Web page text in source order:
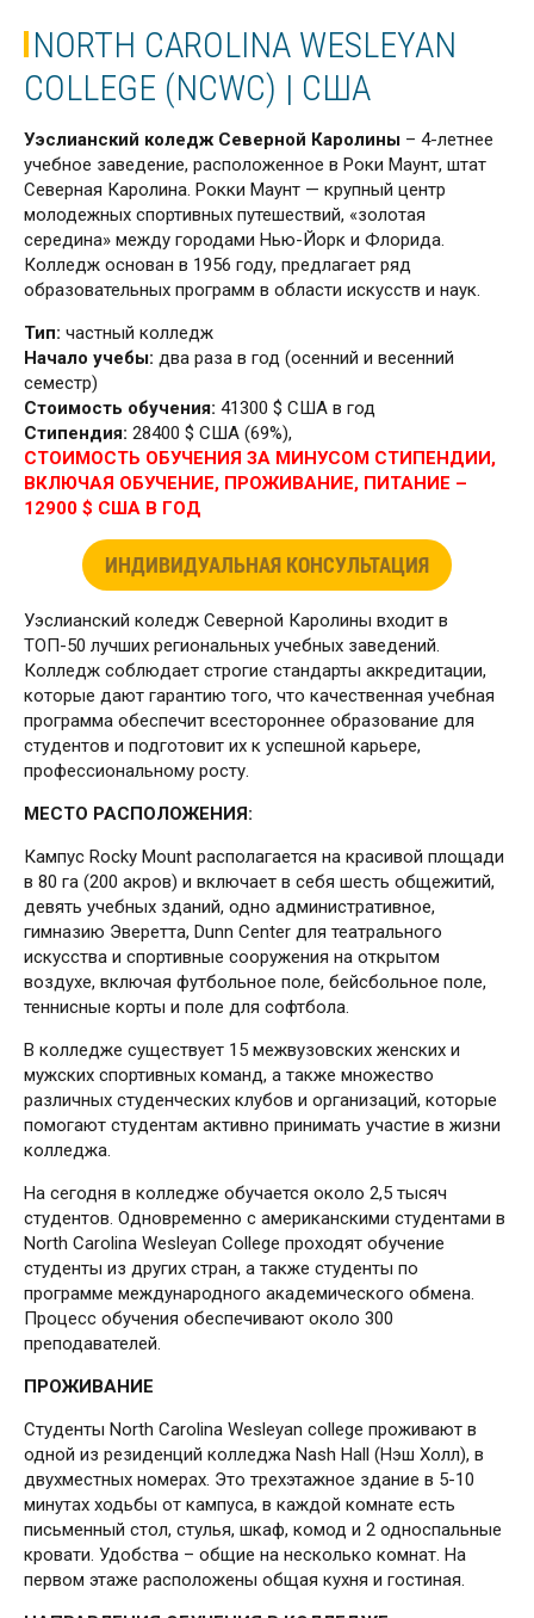
NORTH CAROLINA WESLEYAN
COLLEGE (NCWC) | США
Уэслианский коледж Северной Каролины – 4-летнее
учебное заведение, расположенное в Роки Маунт, штат
Северная Каролина. Рокки Маунт — крупный центр
молодежных спортивных путешествий, «золотая
середина» между городами Нью-Йорк и Флорида.
Колледж основан в 1956 году, предлагает ряд
образовательных программ в области искусств и наук.
Тип: частный колледж
Начало учебы: два раза в год (осенний и весенний
семестр)
Стоимость обучения: 41300 $ США в год
Стипендия: 28400 $ США (69%),
СТОИМОСТЬ ОБУЧЕНИЯ ЗА МИНУСОМ СТИПЕНДИИ,
ВКЛЮЧАЯ ОБУЧЕНИЕ, ПРОЖИВАНИЕ, ПИТАНИЕ –
12900 $ США В ГОД
ИНДИВИДУАЛЬНАЯ КОНСУЛЬТАЦИЯ
Уэслианский коледж Северной Каролины входит в
ТОП-50 лучших региональных учебных заведений.
Колледж соблюдает строгие стандарты аккредитации,
которые дают гарантию того, что качественная учебная
программа обеспечит всестороннее образование для
студентов и подготовит их к успешной карьере,
профессиональному росту.
МЕСТО РАСПОЛОЖЕНИЯ:
Кампус Rocky Mount располагается на красивой площади
в 80 га (200 акров) и включает в себя шесть общежитий,
девять учебных зданий, одно административное,
гимназию Эверетта, Dunn Center для театрального
искусства и спортивные сооружения на открытом
воздухе, включая футбольное поле, бейсбольное поле,
теннисные корты и поле для софтбола.
В колледже существует 15 межвузовских женских и
мужских спортивных команд, а также множество
различных студенческих клубов и организаций, которые
помогают студентам активно принимать участие в жизни
колледжа.
На сегодня в колледже обучается около 2,5 тысяч
студентов. Одновременно с американскими студентами в
North Carolina Wesleyan College проходят обучение
студенты из других стран, а также студенты по
программе международного академического обмена.
Процесс обучения обеспечивают около 300
преподавателей.
ПРОЖИВАНИЕ
Студенты North Carolina Wesleyan college проживают в
одной из резиденций колледжа Nash Hall (Нэш Холл), в
двухместных номерах. Это трехэтажное здание в 5-10
минутах ходьбы от кампуса, в каждой комнате есть
письменный стол, стулья, шкаф, комод и 2 односпальные
кровати. Удобства – общие на несколько комнат. На
первом этаже расположены общая кухня и гостиная.